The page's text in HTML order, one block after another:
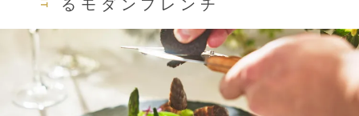
るモダンフレンチ